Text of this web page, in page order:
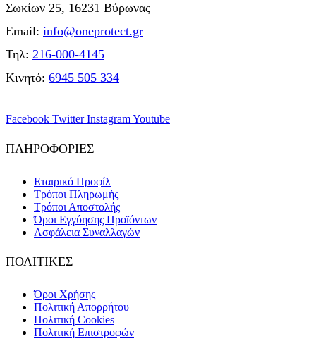
Σωκίων 25, 16231 Βύρωνας
Email: info@oneprotect.gr
Τηλ: 216-000-4145
Κινητό: 6945 505 334
Facebook Twitter InstagramYoutube
ΠΛΗΡΟΦΟΡΙΕΣ
Εταιρικό Προφίλ
Τρόποι Πληρωμής
Τρόποι Αποστολής
Όροι Εγγύησης Προϊόντων
Ασφάλεια Συναλλαγών
ΠΟΛΙΤΙΚΕΣ
Όροι Χρήσης
Πολιτική Απορρήτου
Πολιτική Cookies
Πολιτική Επιστροφών